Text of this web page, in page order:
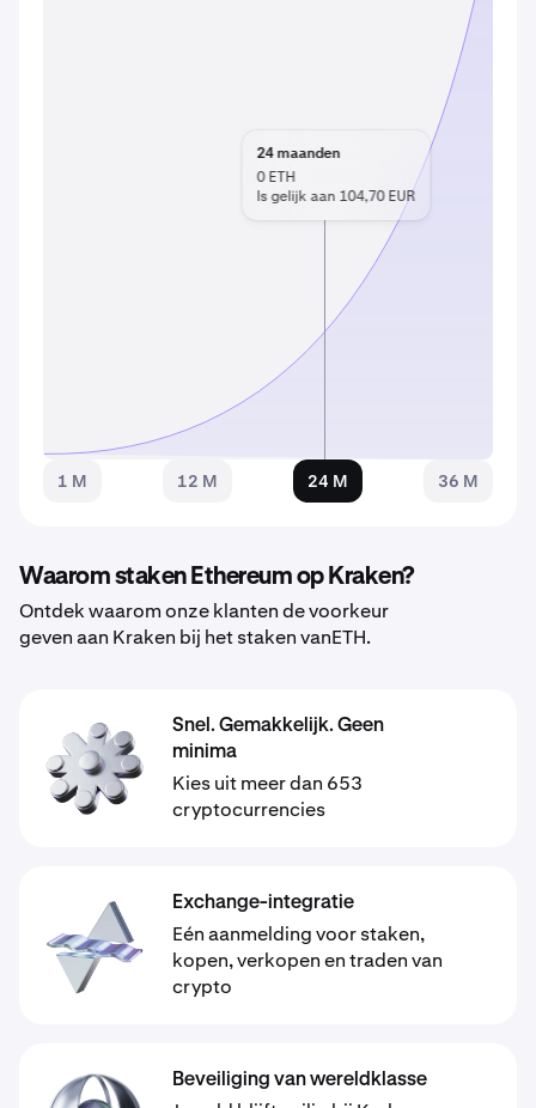
24 maanden
0 ETH
Is gelijk aan 104,70 EUR
1 M 12 M 24 M 36 M
Waarom staken Ethereum op Kraken?
Ontdek waarom onze klanten de voorkeur
geven aan Kraken bij het staken vanETH.
Snel. Gemakkelijk. Geen
minima
Kies uit meer dan 653
cryptocurrencies
Exchange-integratie
Eén aanmelding voor staken,
kopen, verkopen en traden van
crypto
Beveiliging van wereldklasse